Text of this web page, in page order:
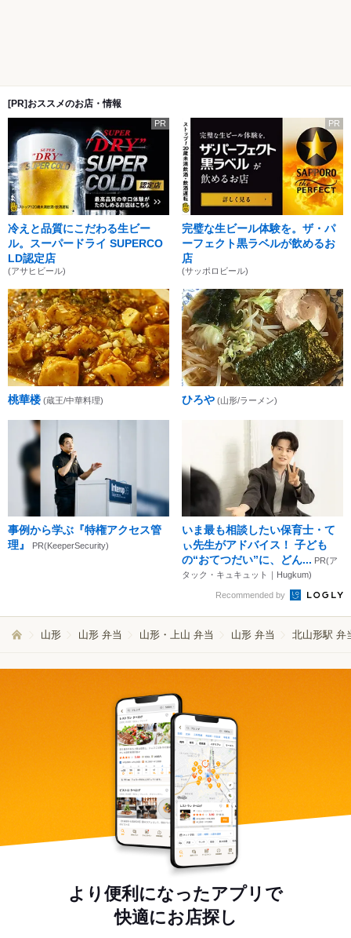
[PR]おススメのお店・情報
PR
冷えと品質にこだわる生ビー
ル。スーパードライ SUPERCO
LD認定店
(アサヒビール)
PR
完璧な生ビール体験を。ザ・パ
ーフェクト黒ラベルが飲めるお
店
(サッポロビール)
桃華楼 (蔵王/中華料理) ひろや (山形/ラーメン)
事例から学ぶ『特権アクセス管
理』
PR(KeeperSecurity)
いま最も相談したい保育士・て
ぃ先生がアドバイス！ 子ども
の“おてつだい”に、どん... PR(ア
タック・キュキュット｜Hugkum)
Recommended by
山形 山形 弁当 山形・上山 弁当 山形 弁当 北山形駅 弁
より便利になったアプリで
快適にお店探し